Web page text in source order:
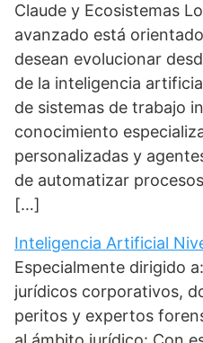
Claude y Ecosistemas
avanzado está
desean evolucionar
de la inteligencia
de sistemas de trabajo
conocimiento
personalizadas y
de automatizar
[…]
Inteligencia Artificial
Especialmente dirigido
jurídicos corporativos,
peritos y expertos